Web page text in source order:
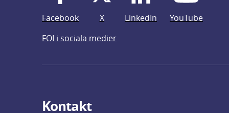
Facebook X LinkedIn
YouTube
FOI i sociala medier
Kontakt